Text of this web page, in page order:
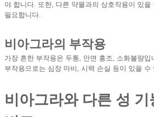
야 합니다. 또한, 다른 약물과의 상호작용이 있을
필요합니다.
비아그라의 부작용
가장 흔한 부작용은 두통, 안면 홍조, 소화불량입
부작용으로는 심장 마비, 시력 손실 등이 있을 수
비아그라와 다른 성 기